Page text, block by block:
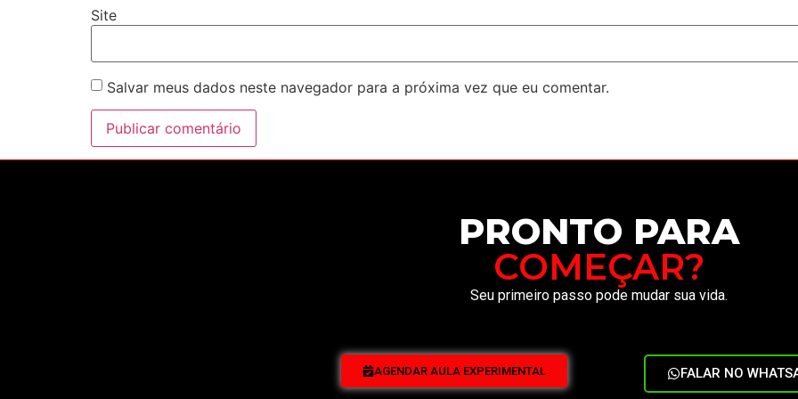
Site
Salvar meus dados neste navegador para a próxima vez que eu comentar.
PRONTO PARA
COMEÇAR?
Seu primeiro passo pode mudar sua vida.
AGENDAR AULA EXPERIMENTAL FALAR NO